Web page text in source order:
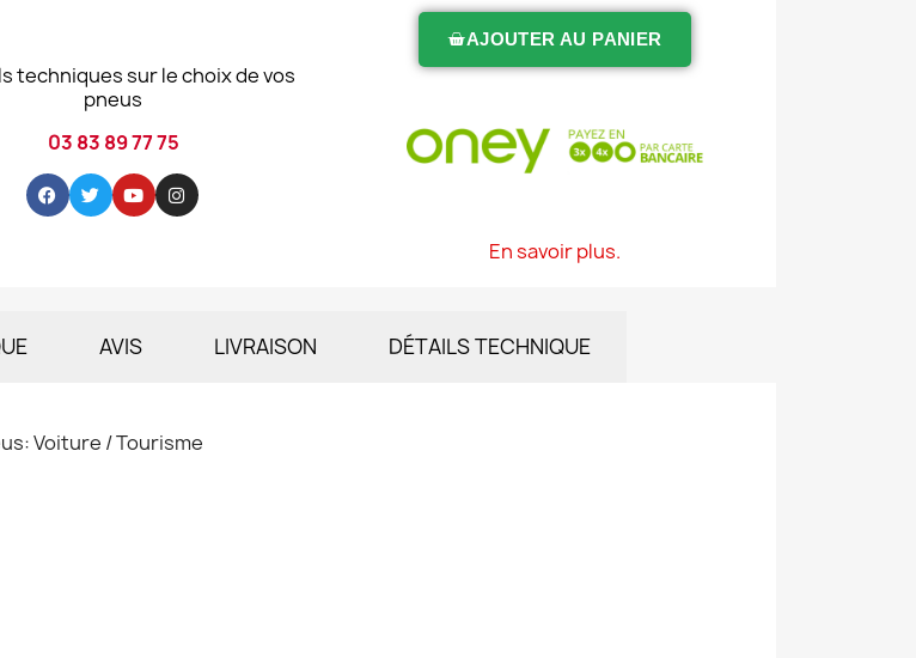
techniques sur le choix de vos
pneus
03 83 89 77 75
AJOUTER AU PANIER
En savoir plus.
AVIS LIVRAISON DÉTAILS TECHNIQUE
Voiture / Tourisme